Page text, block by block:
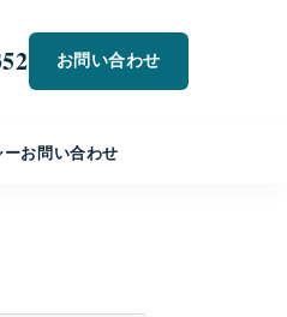
お問い合わせ
ーお問い合わせ